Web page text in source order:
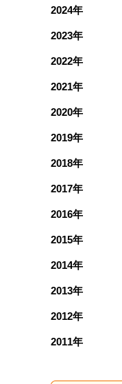
2024年
2023年
2022年
2021年
2020年
2019年
2018年
2017年
2016年
2015年
2014年
2013年
2012年
2011年